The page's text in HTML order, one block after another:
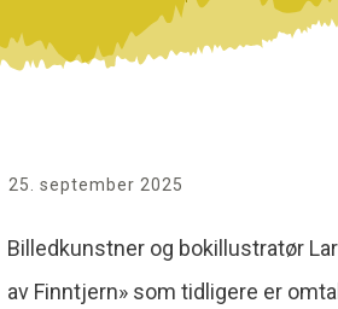
25. september 2025
Billedkunstner og bokillustratør
av Finntjern» som tidligere er